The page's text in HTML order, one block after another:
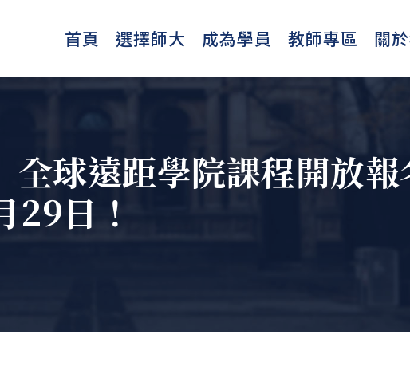
首頁 選擇師大 成為學員 教師專區 關
全球遠距學院課程開放
29日！